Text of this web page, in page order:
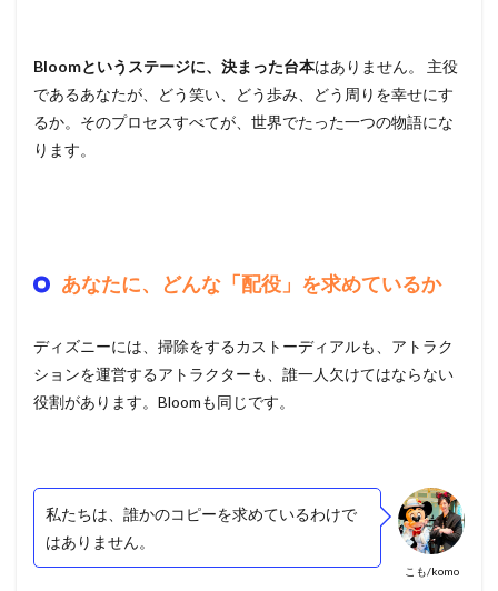
Bloomというステージに、決まった台本はありません。 主役
であるあなたが、どう笑い、どう歩み、どう周りを幸せにす
るか。そのプロセスすべてが、世界でたった一つの物語にな
ります。
あなたに、どんな「配役」を求めているか
ディズニーには、掃除をするカストーディアルも、アトラク
ションを運営するアトラクターも、誰一人欠けてはならない
役割があります。Bloomも同じです。
こも/komo
私たちは、誰かのコピーを求めているわけで
はありません。